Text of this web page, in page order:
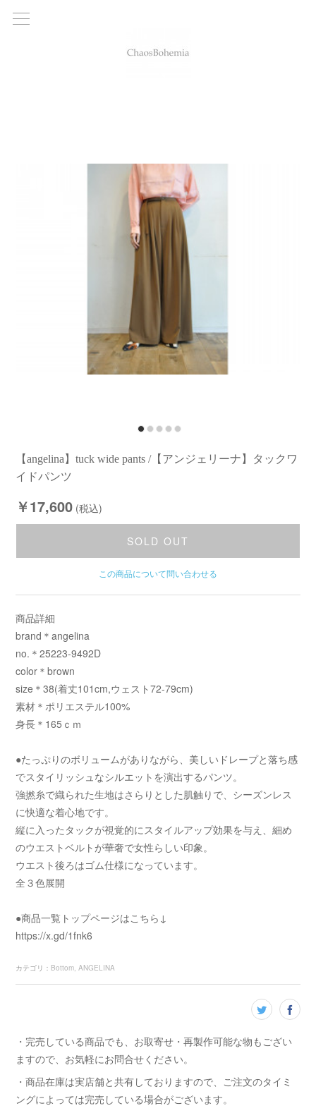
【angelina】tuck wide pants /【アンジェリーナ】タックワ
イドパンツ
￥17,600 (税込)
SOLD OUT
この商品について問い合わせる
商品詳細
brand＊angelina
no.＊25223-9492D
color＊brown
size＊38(着丈101cm,ウェスト72-79cm)
素材＊ポリエステル100%
身長＊165ｃｍ
●たっぷりのボリュームがありながら、美しいドレープと落ち感
でスタイリッシュなシルエットを演出するパンツ。
強撚糸で織られた生地はさらりとした肌触りで、シーズンレス
に快適な着心地です。
縦に入ったタックが視覚的にスタイルアップ効果を与え、細め
のウエストベルトが華奢で女性らしい印象。
ウエスト後ろはゴム仕様になっています。
全３色展開
●商品一覧トップページはこちら↓
https://x.gd/1fnk6
カテゴリ ： Bottom ANGELINA
・完売している商品でも、お取寄せ・再製作可能な物もござい
ますので、お気軽にお問合せください。
・商品在庫は実店舗と共有しておりますので、ご注文のタイミ
ングによっては完売している場合がございます。